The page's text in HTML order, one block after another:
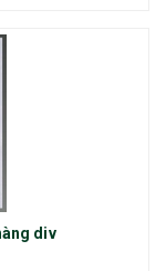
div